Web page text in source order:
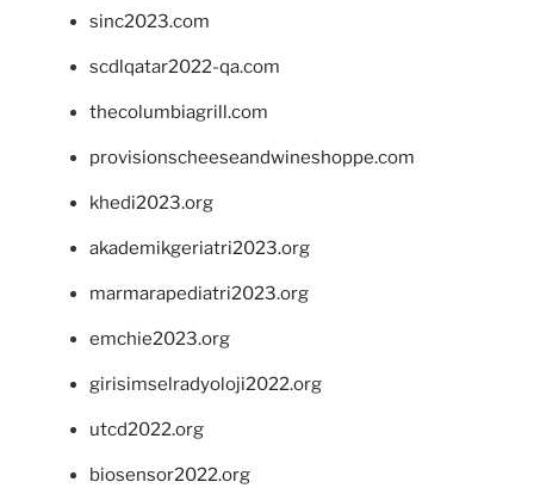
sinc2023.com
scdlqatar2022-qa.com
thecolumbiagrill.com
provisionscheeseandwineshoppe.com
khedi2023.org
akademikgeriatri2023.org
marmarapediatri2023.org
emchie2023.org
girisimselradyoloji2022.org
utcd2022.org
biosensor2022.org